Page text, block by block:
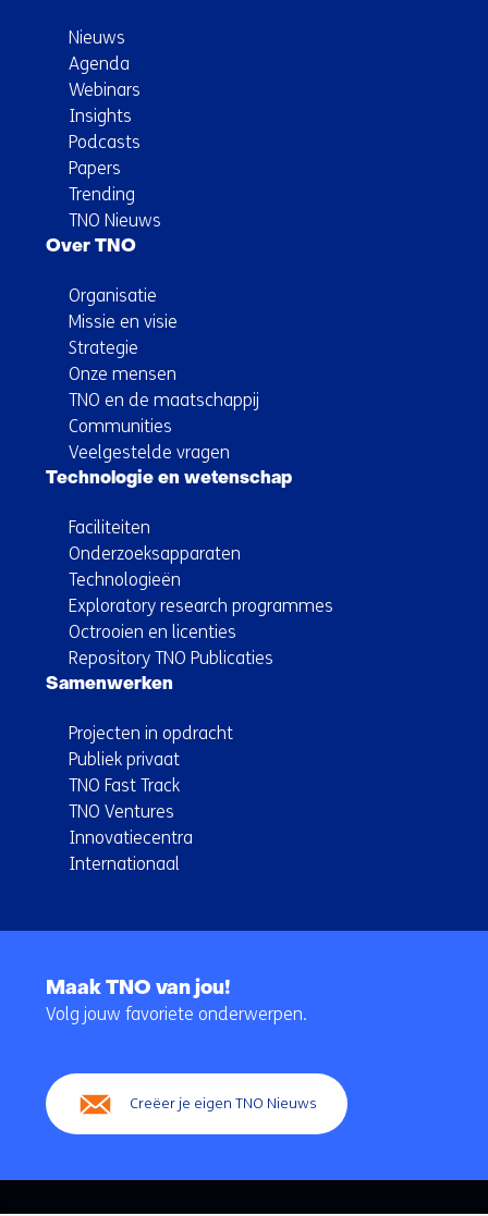
Nieuws
Agenda
Webinars
Insights
Podcasts
Papers
Trending
TNO Nieuws
Over TNO
Organisatie
Missie en visie
Strategie
Onze mensen
TNO en de maatschappij
Communities
Veelgestelde vragen
Technologie en wetenschap
Faciliteiten
Onderzoeksapparaten
Technologieën
Exploratory research programmes
Octrooien en licenties
Repository TNO Publicaties
Samenwerken
Projecten in opdracht
Publiek privaat
TNO Fast Track
TNO Ventures
Innovatiecentra
Internationaal
navigatie
Maak TNO van jou!
Volg jouw favoriete onderwerpen.
Creëer je eigen TNO Nieuws